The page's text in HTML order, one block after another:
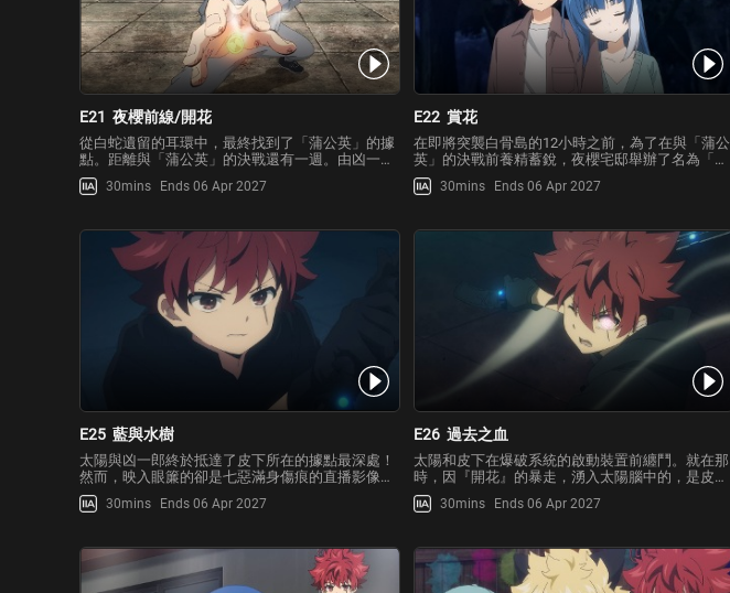
E21 夜櫻前線/開花
從白蛇遺留的耳環中，最終找到了「蒲公英」的據
點。距離與「蒲公英」的決戰還有一週。由凶一郎
發令的夜櫻家總動員作戰的「夜櫻前線」，目標是
捕獲皮下，在以往接觸過的特務協助下，每個人都
鬥中深刻感受到自身實
30mins Ends 06 Apr 2027
E22 賞花
在即將突襲白骨島的12小時之前，為了在與「蒲公
英」的決戰前養精蓄銳，夜櫻宅邸舉辦了名為「夜
櫻夜宴」的賞櫻活動。夜櫻家兄弟姊妹、雛菊以及
佛山，作戰的各方人馬都齊聚一堂。大家圍在從初
慶祝。另一方面，在
30mins Ends 06 Apr 2027
E25 藍與水樹
太陽與凶一郎終於抵達了皮下所在的據點最深處！
然而，映入眼簾的卻是七惡滿身傷痕的直播影像。
稍早之前正在幫助實驗體們逃脫的七惡，遭遇了
「虹花」的水樹與藍的阻撓。當七惡將水樹噴出的
30mins Ends 06 Apr 2027
E26 過去之血
太陽和皮下在爆破系統的啟動裝置前纏鬥。就在那
時，因『開花』的暴走，湧入太陽腦中的，是皮下
過去的記憶——。山丘上的小診所，川下醫院。年
輕時的川下真受到了政府的秘密命令，致力於研究
30mins Ends 06 Apr 2027